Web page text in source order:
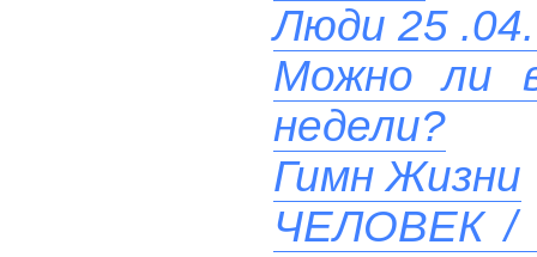
Люди 25
Можно ли
недели?
Гимн Жизни
ЧЕЛОВЕК /